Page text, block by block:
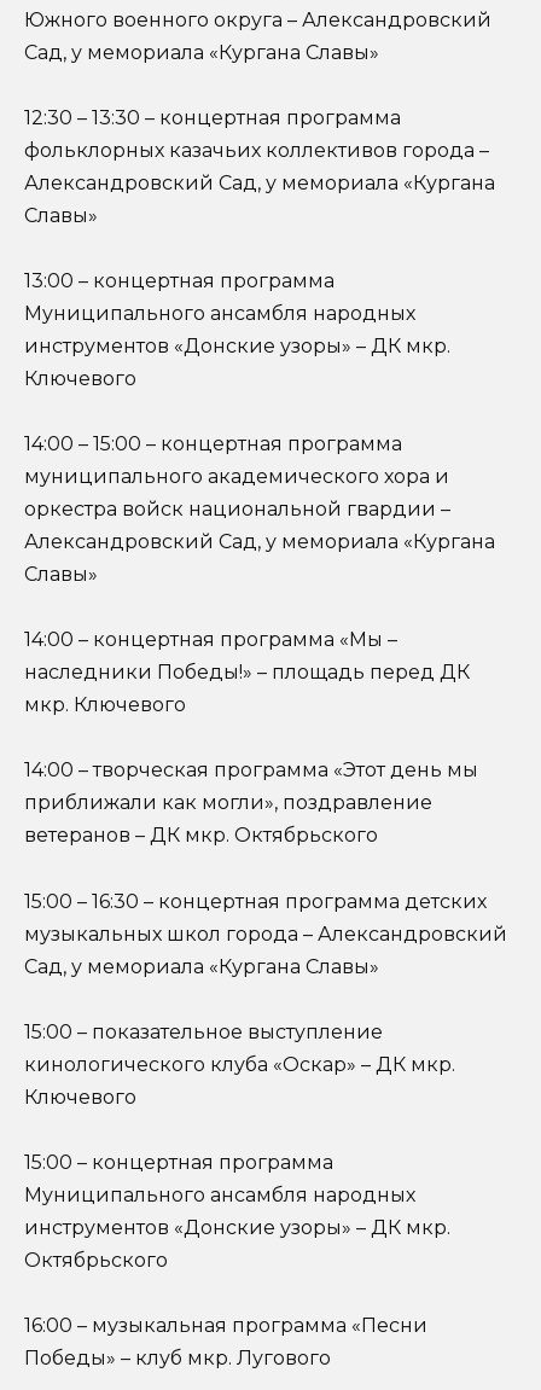
Южного военного округа – Александровский
Сад, у мемориала «Кургана Славы»
12:30 – 13:30 – концертная программа
фольклорных казачьих коллективов города –
Александровский Сад, у мемориала «Кургана
Славы»
13:00 – концертная программа
Муниципального ансамбля народных
инструментов «Донские узоры» – ДК мкр.
Ключевого
14:00 – 15:00 – концертная программа
муниципального академического хора и
оркестра войск национальной гвардии –
Александровский Сад, у мемориала «Кургана
Славы»
14:00 – концертная программа «Мы –
наследники Победы!» – площадь перед ДК
мкр. Ключевого
14:00 – творческая программа «Этот день мы
приближали как могли», поздравление
ветеранов – ДК мкр. Октябрьского
15:00 – 16:30 – концертная программа детских
музыкальных школ города – Александровский
Сад, у мемориала «Кургана Славы»
15:00 – показательное выступление
кинологического клуба «Оскар» – ДК мкр.
Ключевого
15:00 – концертная программа
Муниципального ансамбля народных
инструментов «Донские узоры» – ДК мкр.
Октябрьского
16:00 – музыкальная программа «Песни
Победы» – клуб мкр. Лугового